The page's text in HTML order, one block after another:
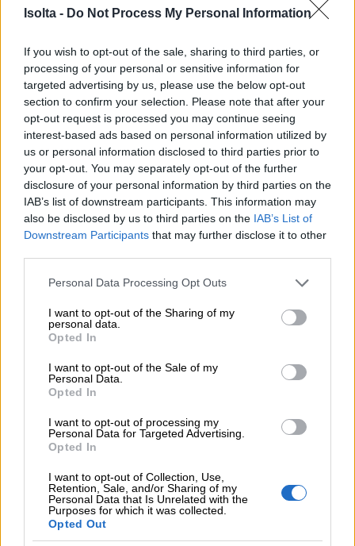
Isolta - Do Not Process My Personal Information
If you wish to opt-out of the sale, sharing to third parties, or
processing of your personal or sensitive information for
targeted advertising by us, please use the below opt-out
section to confirm your selection. Please note that after your
opt-out request is processed you may continue seeing
interest-based ads based on personal information utilized by
us or personal information disclosed to third parties prior to
your opt-out. You may separately opt-out of the further
disclosure of your personal information by third parties on the
IAB’s list of downstream participants. This information may
also be disclosed by us to third parties on the IAB’s List of
Downstream Participants that may further disclose it to other
Please note that this website/app uses one or more Google
not limited to your visit or usage behaviour. You may click to
grant or deny consent to Google and its third-party tags to
use your data for below specified purposes in below Google
consent section.
Personal Data Processing Opt Outs
I want to opt-out of the Sharing of my
personal data.
Opted In
I want to opt-out of the Sale of my
Personal Data.
Opted In
I want to opt-out of processing my
Personal Data for Targeted Advertising.
Opted In
I want to opt-out of Collection, Use,
Retention, Sale, and/or Sharing of my
Personal Data that Is Unrelated with the
Purposes for which it was collected.
Opted Out
Verkkolaskutus tutuksi
on?Lue lisääja ota verkkolaskutus
haltuun.
Edullinen laskutusohjelma
Edun jälkeen voit jatkaa käyttöä
kuukausimaksuttomalla Starter-laajuudella. Voit
kuitenkin liian pieni, voit tilata maksullisen laajuuden
Laskutusjaksot: